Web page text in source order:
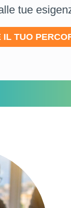
tue
IL TUO